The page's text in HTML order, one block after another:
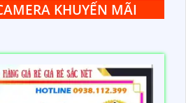
KHUYẾN MÃI